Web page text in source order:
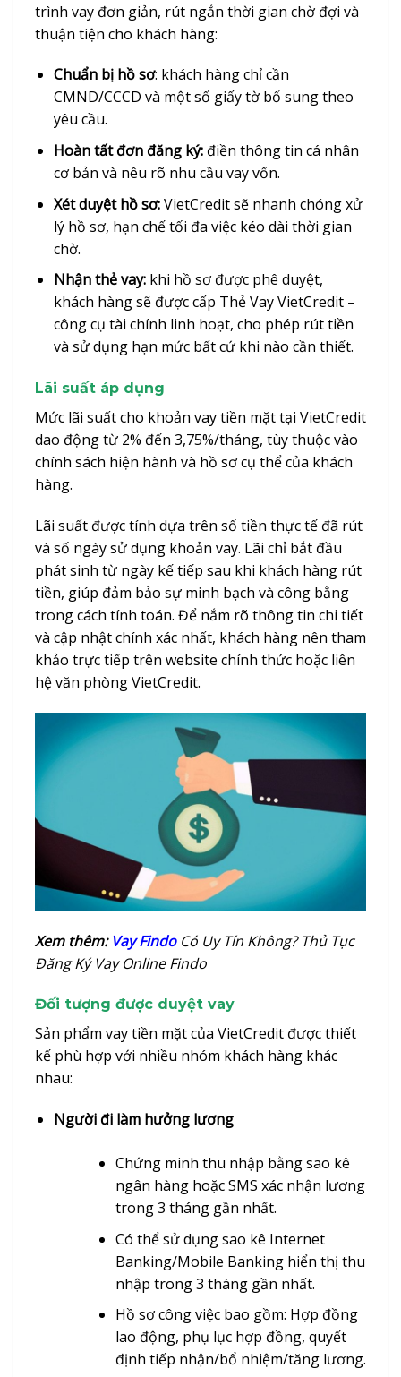
trình vay đơn giản, rút ngắn thời gian chờ đợi và
thuận tiện cho khách hàng:
Chuẩn bị hồ sơ: khách hàng chỉ cần
CMND/CCCD và một số giấy tờ bổ sung theo
yêu cầu.
Hoàn tất đơn đăng ký:điền thông tin cá nhân
cơ bản và nêu rõ nhu cầu vay vốn.
Xét duyệt hồ sơ:VietCredit sẽ nhanh chóng xử
lý hồ sơ, hạn chế tối đa việc kéo dài thời gian
chờ.
Nhận thẻ vay:khi hồ sơ được phê duyệt,
khách hàng sẽ được cấp Thẻ Vay VietCredit –
công cụ tài chính linh hoạt, cho phép rút tiền
và sử dụng hạn mức bất cứ khi nào cần thiết.
Lãi suất áp dụng
Mức lãi suất cho khoản vay tiền mặt tại VietCredit
dao động từ 2% đến 3,75%/tháng, tùy thuộc vào
chính sách hiện hành và hồ sơ cụ thể của khách
hàng.
Lãi suất được tính dựa trên số tiền thực tế đã rút
và số ngày sử dụng khoản vay. Lãi chỉ bắt đầu
phát sinh từ ngày kế tiếp sau khi khách hàng rút
tiền, giúp đảm bảo sự minh bạch và công bằng
trong cách tính toán. Để nắm rõ thông tin chi tiết
và cập nhật chính xác nhất, khách hàng nên tham
khảo trực tiếp trên website chính thức hoặc liên
hệ văn phòng VietCredit.
Xem thêm:Vay FindoCó Uy Tín Không? Thủ Tục
Đăng Ký Vay Online Findo
Đối tượng được duyệt vay
Sản phẩm vay tiền mặt của VietCredit được thiết
kế phù hợp với nhiều nhóm khách hàng khác
nhau:
Người đi làm hưởng lương
Chứng minh thu nhập bằng sao kê
ngân hàng hoặc SMS xác nhận lương
trong 3 tháng gần nhất.
Có thể sử dụng sao kê Internet
Banking/Mobile Banking hiển thị thu
nhập trong 3 tháng gần nhất.
Hồ sơ công việc bao gồm: Hợp đồng
lao động, phụ lục hợp đồng, quyết
định tiếp nhận/bổ nhiệm/tăng lương.